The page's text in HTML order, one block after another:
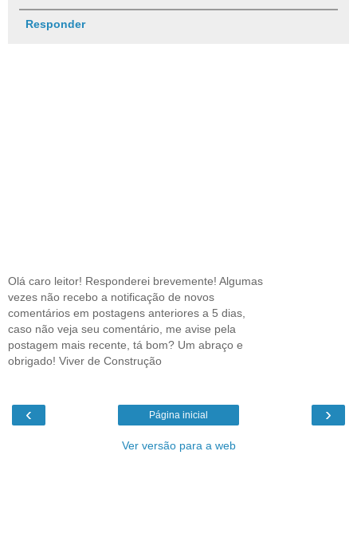
Responder
Olá caro leitor! Responderei brevemente! Algumas
vezes não recebo a notificação de novos
comentários em postagens anteriores a 5 dias,
caso não veja seu comentário, me avise pela
postagem mais recente, tá bom? Um abraço e
obrigado! Viver de Construção
‹ ›
Página inicial
Ver versão para a web